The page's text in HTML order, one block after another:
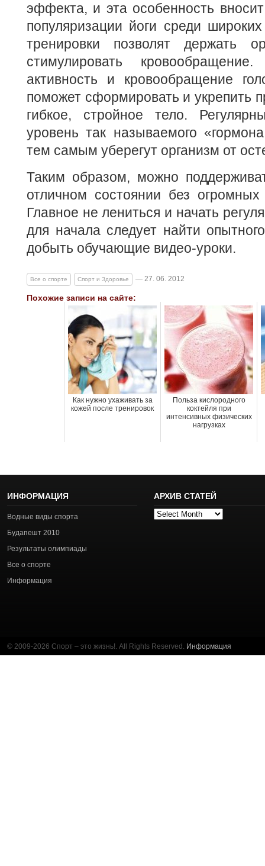
эффекта, и эта особенность
популяризации йоги среди
тренировки позволят держать
стимулировать
активность и кровообращение
поможет сформировать и укрепить
гибкое, стройное тело.
уровень так называемого
тем самым уберегут организм от
Таким образом, можно
отличном состоянии без огромных
Главное не лениться и начать
для начала следует найти
добыть обучающие видео-уроки.
Все о спорте Спорт и Здоровье — 27. 06. 2012
Похожие записи на сайте:
Как нужно ухаживать за
кожей после тренировок
Польза кислородного
коктейля при
интенсивных физических
нагрузках
ИНФОРМАЦИЯ
Водные виды спорта
Будапешт 2010
Результаты олимпиады
Все о спорте
Информация
АРХИВ СТАТЕЙ
Архив
© 2009-2026 Спорт – это жизнь!. All Rights Reserved. Информация